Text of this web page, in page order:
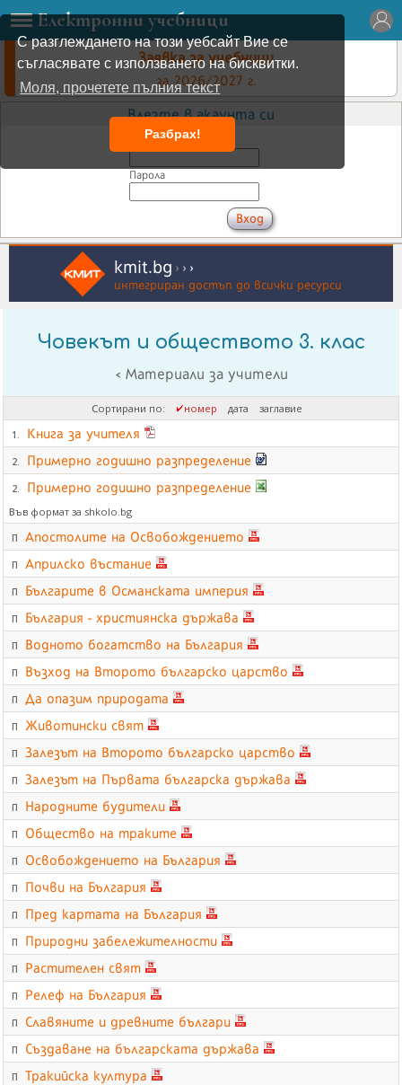
С разглеждането на този уебсайт Вие се
съгласявате с използването на бисквитки.
Моля, прочетете пълния текст
Разбрах!
Електронни учебници
Заявка за учебници
за 2026/2027 г.
Влезте в акаунта си
Имейл
Парола
kmit.bg › › ›
интегриран достъп до всички ресурси
Човекът и обществото 3. клас
< Материали за учители
Сортирани по: номер дата заглавие
1. Книга за учителя
2. Примерно годишно разпределение
2. Примерно годишно разпределение
Във формат за shkolo.bg
П Апостолите на Освобождението
П Априлско въстание
П Българите в Османската империя
П България - християнска държава
П Водното богатство на България
П Възход на Второто българско царство
П Да опазим природата
П Животински свят
П Залезът на Второто българско царство
П Залезът на Първата българска държава
П Народните будители
П Общество на траките
П Освобождението на България
П Почви на България
П Пред картата на България
П Природни забележителности
П Растителен свят
П Релеф на България
П Славяните и древните българи
П Създаване на българската държава
П Тракийска култура